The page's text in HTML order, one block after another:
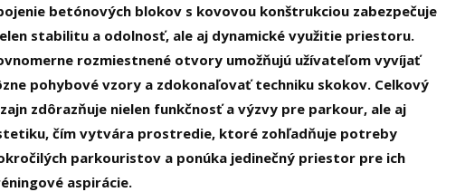
betónových blokov s kovovou konštrukciou zabezpečuje
stabilitu a odolnosť, ale aj dynamické využitie priestoru.
rozmiestnené otvory umožňujú užívateľom vyvíjať
pohybové vzory a zdokonaľovať techniku skokov. Celkový
zdôrazňuje nielen funkčnosť a výzvy pre parkour, ale aj
čím vytvára prostredie, ktoré zohľadňuje potreby
parkouristov a ponúka jedinečný priestor pre ich
aspirácie.